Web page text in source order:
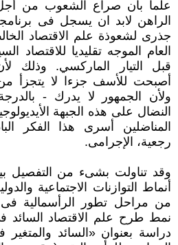
علما بأن صراع الشعوب من
الراهن لابد ان يسجل فى
جذرى لشعوذة علم الاقتصاد
العام الموجه تقليديا للاقتصاد
قبل التيار الماركسي. وذلك
أصبحت للأسف جزءا لا يتجزأ من
ولأن الجمهور لا يدرك -
النضال على هذه الجبهة
المناضلين أسرى هذا الفكر
رجعية، الإجرامى.
وقد تناولت بشىء من التفصيل
أنماط التوازنات الاجتماعية
من مراحل تطور الرأسمالية
نمط طرح علم الاقتصاد
دراسة بعنوان «السائد والمتغير